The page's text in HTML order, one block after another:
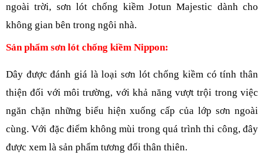
ngoài trời, sơn lót chống kiềm Jotun Majestic dành cho
không gian bên trong ngôi nhà.
Sản phẩm sơn lót chống kiềm Nippon:
Dây được đánh giá là loại sơn lót chống kiềm có tính thân
thiện đối với môi trường, với khả năng vượt trội trong việc
ngăn chặn những biểu hiện xuống cấp của lớp sơn ngoài
cùng. Với đặc điểm không mùi trong quá trình thi công, đây
được xem là sản phẩm tương đối thân thiên.